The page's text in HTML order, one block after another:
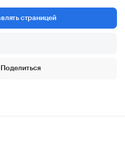
страницей
Поделиться